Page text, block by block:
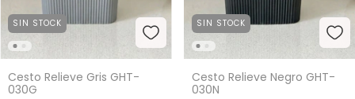
SIN STOCK
Cesto Relieve Gris GHT-
030G
SIN STOCK
Cesto Relieve Negro GHT-
030N